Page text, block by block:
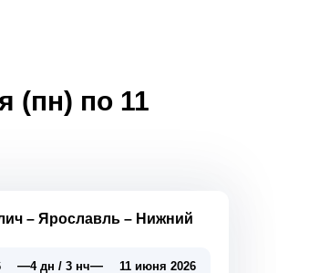
(пн) по 11
–Ярославль – Нижний
—4 дн / 3 нч— 11 июня 2026